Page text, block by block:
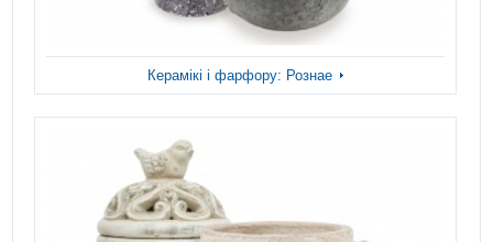
Керамікі і фарфору: Рознае